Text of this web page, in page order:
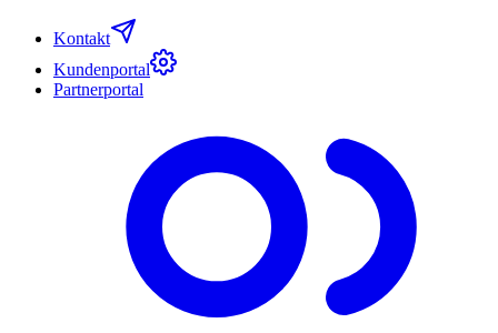
Kontakt
Kundenportal
Partnerportal